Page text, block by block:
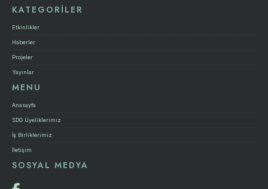
KATEGORİLER
Etkinlikler
Haberler
Projeler
Yayınlar
MENU
Anasayfa
SDG Üyeliklerimiz
İş Birliklerimiz
İletişim
SOSYAL MEDYA